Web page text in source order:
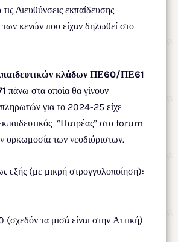
τις Διευθύνσεις εκπαίδευσης
των κενών που είχαν δηλωθεί στο
κλάδων ΠΕ60/ΠΕ61
πάνω στα οποία θα γίνουν
για το 2024-25 είχε
“Πατρέας” στο forum
ορκωμοσία των νεοδιόριστων.
εξής (με μικρή στρογγυλοποίηση):
τα μισά είναι στην Αττική)